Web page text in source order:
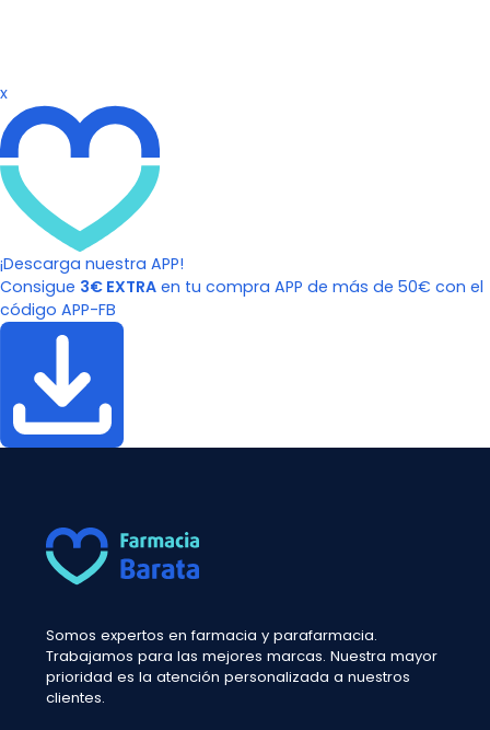
x
¡Descarga nuestra APP!
Consigue 3€ EXTRA en tu compra APP de más de 50€ con el
código APP-FB
Somos expertos en farmacia y parafarmacia.
Trabajamos para las mejores marcas. Nuestra mayor
prioridad es la atención personalizada a nuestros
clientes.